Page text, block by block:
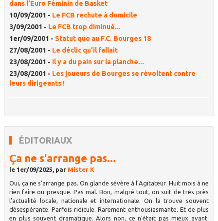
dans l’Euro Féminin de Basket
10/09/2001 - Le FCB rechute à domicile
3/09/2001 - Le FCB trop diminué...
1er/09/2001 - Statut quo au F.C. Bourges 18
27/08/2001 - Le déclic qu’il fallait
23/08/2001 - Il y a du pain sur la planche...
23/08/2001 - Les joueurs de Bourges se révoltent contre
leurs dirigeants !
ÉDITORIAUX
Ça ne s'arrange pas...
le 1er/09/2025, par Mister K
Oui, ça ne s’arrange pas. On glande sévère à l’Agitateur. Huit mois à ne
rien faire ou presque. Pas mal. Bon, malgré tout, on suit de très près
l’actualité locale, nationale et internationale. On la trouve souvent
désespérante. Parfois ridicule. Rarement enthousiasmante. Et de plus
en plus souvent dramatique. Alors non, ce n’était pas mieux avant.